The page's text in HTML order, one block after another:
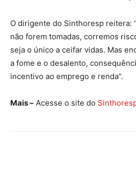
O dirigente do Sinthoresp reitera:
não forem tomadas, corremos
seja o único a ceifar vidas. Mas
a fome e o desalento,
incentivo ao emprego e renda”.
Mais – Acesse o site do